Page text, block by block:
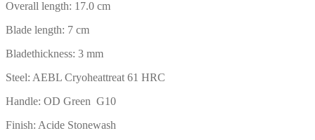
Overall length: 17.0 cm
Blade length: 7 cm
Bladethickness: 3 mm
Steel: AEBL Cryoheattreat 61 HRC
Handle: OD Green G10
Finish: Acide Stonewash